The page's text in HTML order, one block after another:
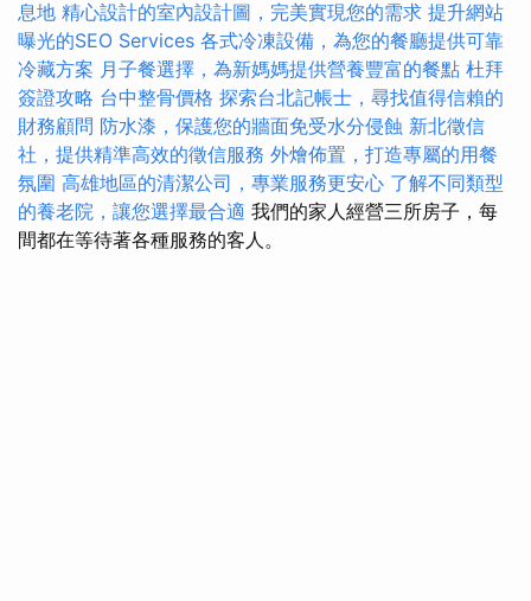
息地 精心設計的室內設計圖，完美實現您的需求 提升網站
曝光的SEO Services 各式冷凍設備，為您的餐廳提供可靠
冷藏方案 月子餐選擇，為新媽媽提供營養豐富的餐點 杜拜
簽證攻略 台中整骨價格 探索台北記帳士，尋找值得信賴的
財務顧問 防水漆，保護您的牆面免受水分侵蝕 新北徵信
社，提供精準高效的徵信服務 外燴佈置，打造專屬的用餐
氛圍 高雄地區的清潔公司，專業服務更安心 了解不同類型
的養老院，讓您選擇最合適 我們的家人經營三所房子，每
間都在等待著各種服務的客人。